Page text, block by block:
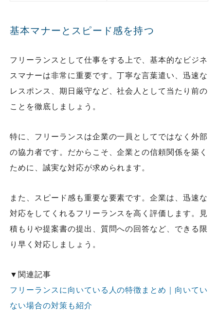
基本マナーとスピード感を持つ
フリーランスとして仕事をする上で、基本的なビジネ
スマナーは非常に重要です。丁寧な言葉遣い、迅速な
レスポンス、期日厳守など、社会人として当たり前の
ことを徹底しましょう。
特に、フリーランスは企業の一員としてではなく外部
の協力者です。だからこそ、企業との信頼関係を築く
ために、誠実な対応が求められます。
また、スピード感も重要な要素です。企業は、迅速な
対応をしてくれるフリーランスを高く評価します。見
積もりや提案書の提出、質問への回答など、できる限
り早く対応しましょう。
▼関連記事
フリーランスに向いている人の特徴まとめ｜向いてい
ない場合の対策も紹介